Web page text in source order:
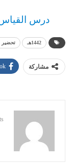
درس القياس مادة
1442هـ تحضير
مشاركة